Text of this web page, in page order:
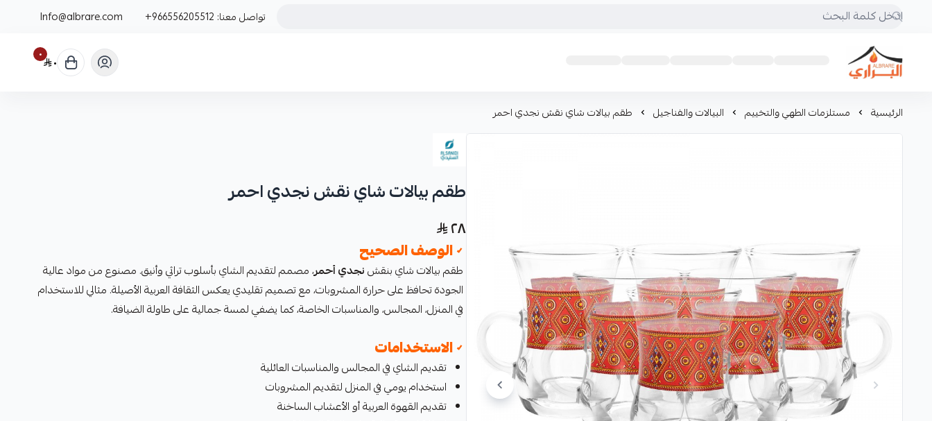
تواصل معنا: +966556205512
Info@albrare.com
البراري للرحلات
٠ ٠
الرئيسية مستلزمات الطهي والتخييم البيالات والفناجيل طقم بيالات شاي نقش نجدي احمر
طقم بيالات شاي نقش نجدي احمر
٢٨
✓ الوصف الصحيح
طقم بيالات شاي بنقشنجدي أحمر، مصمم لتقديم الشاي بأسلوب تراثي وأنيق. مصنوع من مواد عالية
الجودة تحافظ على حرارة المشروبات، مع تصميم تقليدي يعكس الثقافة العربية الأصيلة. مثالي للاستخدام
في المنزل، المجالس، والمناسبات الخاصة، كما يضفي لمسة جمالية على طاولة الضيافة.
✓ الاستخدامات
تقديم الشاي في المجالس والمناسبات العائلية
استخدام يومي في المنزل لتقديم المشروبات
تقديم القهوة العربية أو الأعشاب الساخنة